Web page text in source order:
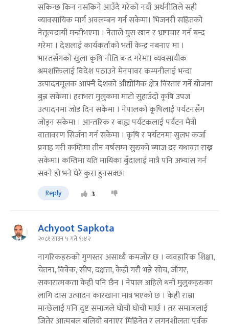
सकिन्छ किन नसकिने आउँदै गरेको नयाँ अर्थनीतिले सही
व्यावसायिक मार्ग अवलम्बन गर्न सकेमा। भिजनरी सहितको
नेतृत्वदायी मन्त्रीभएमा । नेताले घुस खान र भ्रष्टाचार गर्न बन्द
गरेमा । देशलाई कार्यकर्ताको भर्ती केन्द्र नबनाए मा ।
भारतसँगको खुला कृषि नीति बन्द गरेमा। व्यवसायीक
श्रमशक्तिलाई विदेश पठाउने मेनपावर कम्पनीलाई भन्दा
उत्पादनमूलक आफ्नै देशको औद्योगिक क्षेत्र विस्तार गर्ने योजना
बुन्न सकेमा। हराभरा मुलुकमा माटो सुहाउँदो कृषि उपज
उत्पादनमा जोड दिन सकेमा । नेपालको कृषिलाई पर्यटनसँग
जोड्न सकेमा । आन्तरिक र बाह्य पर्यटकलाई पर्यटन मैत्री
वातावरण सिर्जना गर्न सकेमा । कृषि र पर्यटनमा सुलभ कर्जा
प्रवाह गरी कम्तिमा तीन वर्षसम्म सुरुको ब्याज दर यथावत राख्न
सकेमा। कम्तिमा यति माथिका बुँदालाई मात्रै पनि अभ्यास गर्न
सक्ने हो भने धेरै कुरा हुनसक्छ।
Reply 3
Achyoot Sapkota
२०८१ साउन ५ गते ९:४२
नागरिकहरुको गुणस्तर असाध्यै कमजोर छ । व्यवहारिक शिक्षा,
चेतना, विवेक, सीप, दक्षता, केही गरौ भन्ने सोच, जाँगर,
सकारात्मकता केही पनि छैन । नेपाल अहिले धनी मुलुकहरुका
लागि दास उत्पादन कारखाना मात्र भएको छ । केही राम्रा
मान्छेलाई पनि दुष्ट समाजले घोची घोची मार्छ । तर समाजलाई